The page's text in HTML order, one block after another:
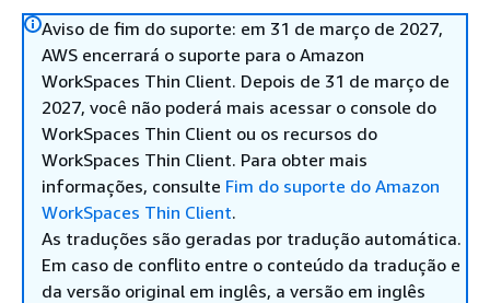
Aviso de fim do suporte: em 31 de março de 2027,
AWS encerrará o suporte para o Amazon
WorkSpaces Thin Client. Depois de 31 de março de
2027, você não poderá mais acessar o console do
WorkSpaces Thin Client ou os recursos do
WorkSpaces Thin Client. Para obter mais
informações, consulte Fim do suporte do Amazon
WorkSpaces Thin Client.
As traduções são geradas por tradução automática.
Em caso de conflito entre o conteúdo da tradução e
da versão original em inglês, a versão em inglês